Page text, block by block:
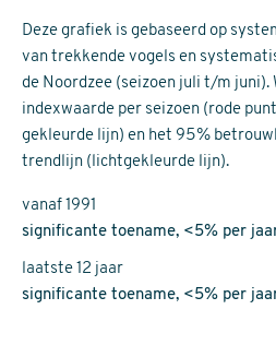
Deze grafiek is gebaseerd op
van trekkende vogels en
de Noordzee (seizoen juli t/m juni).
indexwaarde per seizoen (rode
gekleurde lijn) en het 95%
trendlijn (lichtgekleurde lijn).
vanaf 1991
significante toename, <5% per
laatste 12 jaar
significante toename, <5% per